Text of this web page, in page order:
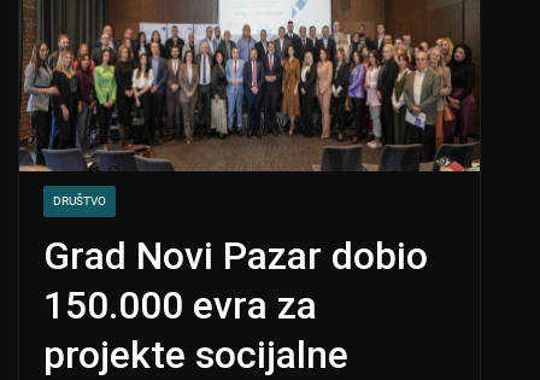
DRUŠTVO
Grad Novi Pazar dobio
150.000 evra za
projekte socijalne